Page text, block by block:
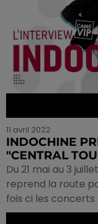
11 avril 2022
INDOCHINE
"CENTRAL
Du 21 mai au 3
reprend la route
fois ci les concerts